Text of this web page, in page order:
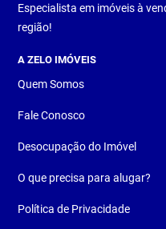
Especialista em imóveis à
região!
A ZELO IMÓVEIS
Quem Somos
Fale Conosco
Desocupação do Imóvel
O que precisa para alugar?
Política de Privacidade